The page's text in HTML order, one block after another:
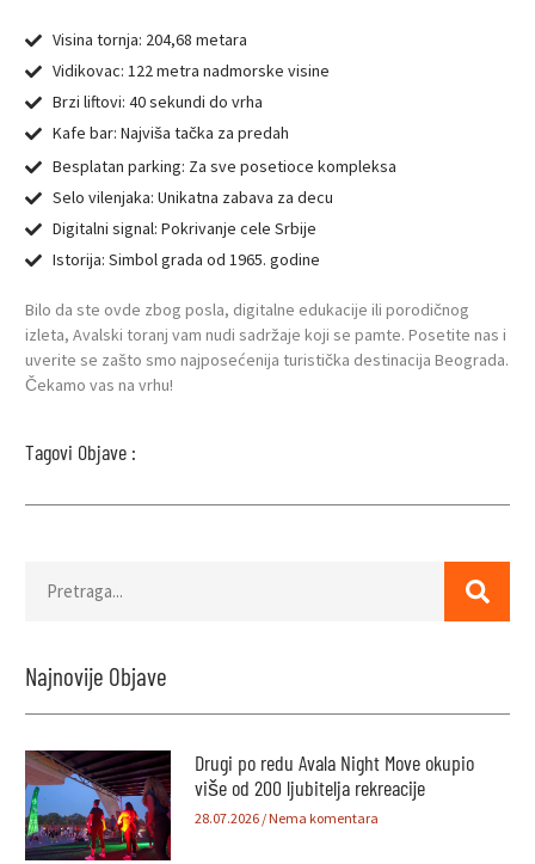
Visina tornja: 204,68 metara
Vidikovac: 122 metra nadmorske visine
Brzi liftovi: 40 sekundi do vrha
Kafe bar: Najviša tačka za predah
Besplatan parking: Za sve posetioce kompleksa
Selo vilenjaka: Unikatna zabava za decu
Digitalni signal: Pokrivanje cele Srbije
Istorija: Simbol grada od 1965. godine
Bilo da ste ovde zbog posla, digitalne edukacije ili porodičnog
izleta, Avalski toranj vam nudi sadržaje koji se pamte. Posetite nas i
uverite se zašto smo najposećenija turistička destinacija Beograda.
Čekamo vas na vrhu!
Tagovi Objave :
Najnovije Objave
Drugi po redu Avala Night Move okupio
više od 200 ljubitelja rekreacije
28.07.2026 Nema komentara